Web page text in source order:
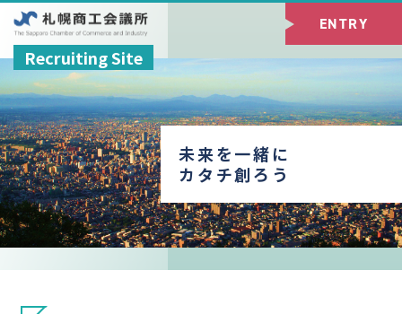
ENTRY
Recruiting Site
未来を一緒に
カタチ創ろう